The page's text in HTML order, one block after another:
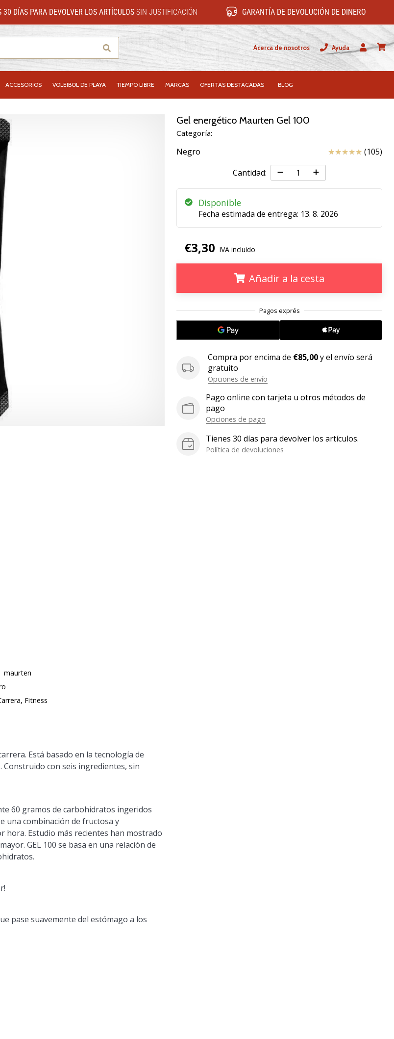
30 DÍAS PARA DEVOLVER LOS ARTÍCULOS SIN JUSTIFICACIÓN GARANTÍA DE DEVOLUCIÓN DE DINERO
Buscar Acerca de nosotros
Ayuda
Usuario
ACCESORIOS VOLEIBOL DE PLAYA TIEMPO LIBRE MARCAS OFERTAS DESTACADAS BLOG
Gel energético Maurten Gel 100
Categoría:
Negro Reseña
(105)
Cantidad:
Disponible
Fecha estimada de entrega: 13. 8. 2026
€3,30 IVA incluido
Añadir a la cesta
Compra por encima de €85,00y el envío será
gratuito
Opciones de envío
Pago online con tarjeta u otros métodos de
pago
Opciones de pago
Tienes 30 días para devolver los artículos.
Política de devoluciones
maurten
Fitness
Está basado en la tecnología de
con seis ingredientes, sin
60 gramos de carbohidratos ingeridos
una combinación de fructosa y
hora. Estudio más recientes han mostrado
GEL 100 se basa en una relación de
pase suavemente del estómago a los